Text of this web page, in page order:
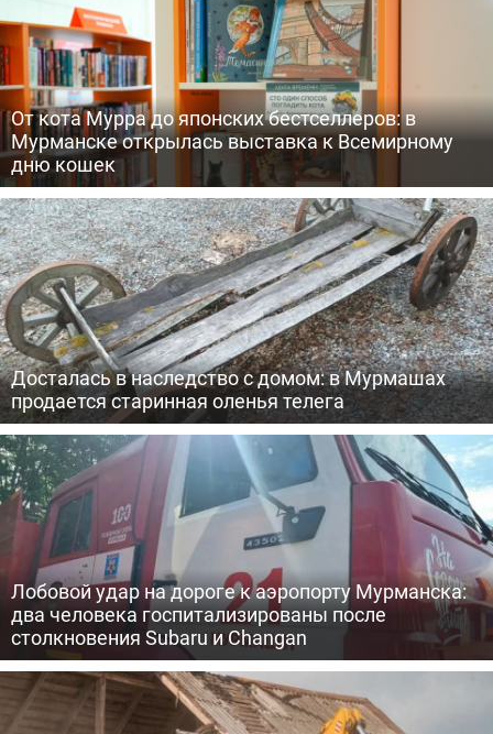
От кота Мурра до японских бестселлеров: в
Мурманске открылась выставка к Всемирному
дню кошек
Досталась в наследство с домом: в Мурмашах
продается старинная оленья телега
Лобовой удар на дороге к аэропорту Мурманска:
два человека госпитализированы после
столкновения Subaru и Changan